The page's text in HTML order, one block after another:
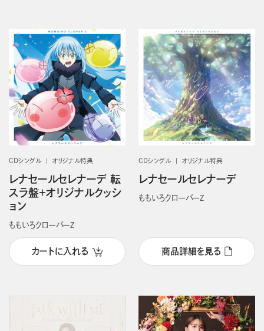
CDシングル オリジナル特典
レナセールセレナーデ 転
スラ盤＋オリジナルクッシ
ョン
ももいろクローバーＺ
カートに入れる
CDシングル オリジナル特典
レナセールセレナーデ
ももいろクローバーＺ
商品詳細を見る